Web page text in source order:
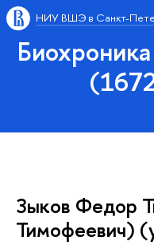
НИУ ВШЭ в Санкт-
Зыков Федор
Тимофеевич)